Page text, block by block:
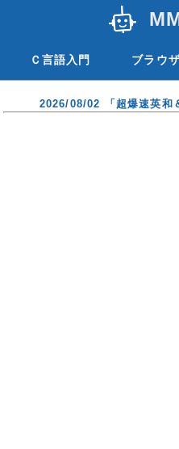
Ｃ言語入門 ブラウ
2026/08/02 「超爆速英和